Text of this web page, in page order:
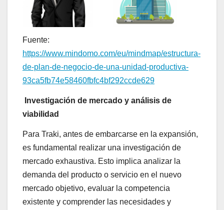
Fuente:
https://www.mindomo.com/eu/mindmap/estructura-
de-plan-de-negocio-de-una-unidad-productiva-
93ca5fb74e58460fbfc4bf292ccde629
Investigación de mercado y análisis de
viabilidad
Para Traki, antes de embarcarse en la expansión,
es fundamental realizar una investigación de
mercado exhaustiva. Esto implica analizar la
demanda del producto o servicio en el nuevo
mercado objetivo, evaluar la competencia
existente y comprender las necesidades y